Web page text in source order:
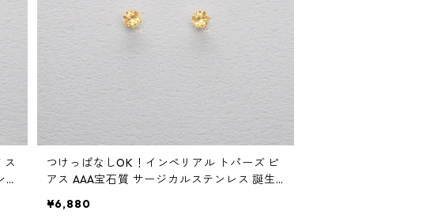
ス
つけっぱなしOK！インペリアル トパーズ ピ
アス AAA宝石質 サージカルステンレス 誕生
ュエリー
¥6,880